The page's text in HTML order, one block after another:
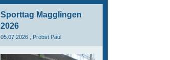
Sporttag Magglingen
2026
05.07.2026 , Probst Paul